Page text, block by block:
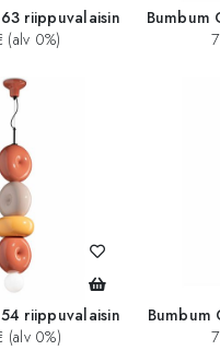
riippuvalaisin
(alv 0%)
Bumbum
riippuvalaisin
(alv 0%)
Bumbum